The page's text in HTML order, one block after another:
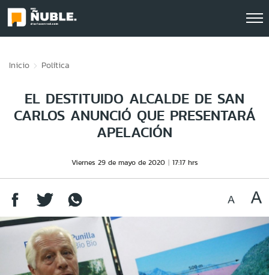
Inicio Política
EL DESTITUIDO ALCALDE DE SAN
CARLOS ANUNCIÓ QUE PRESENTARÁ
APELACIÓN
Viernes 29 de mayo de 2020 17:17 hrs